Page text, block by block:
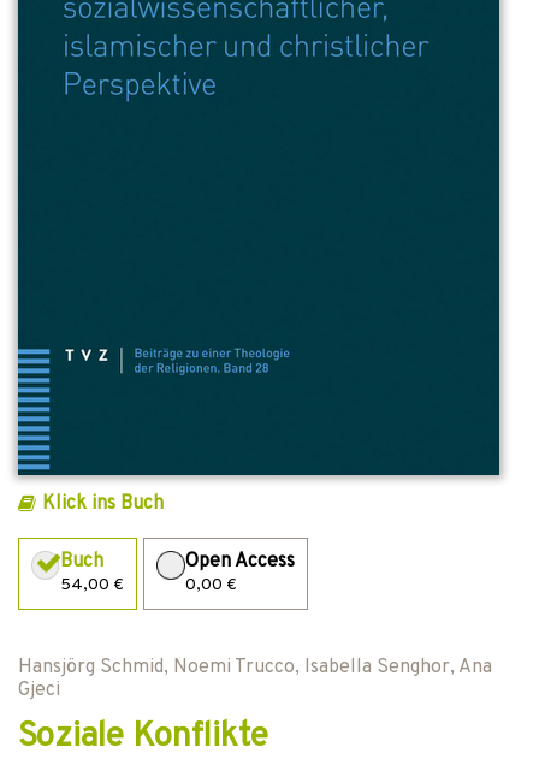
Klick ins Buch
Buch
54,00 €
Open Access
0,00 €
Hansjörg Schmid, Noemi Trucco, Isabella Senghor, Ana
Gjeci
Soziale Konflikte